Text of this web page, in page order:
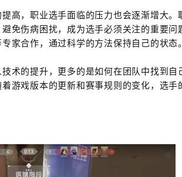
高，职业选手面临的压力也会逐渐增大
免伤病困扰，成为选手必须关注的重要
家合作，通过科学的方法保持自己的状态。
术的提升，更多的是如何在团队中找到自
游戏版本的更新和赛事规则的变化，选